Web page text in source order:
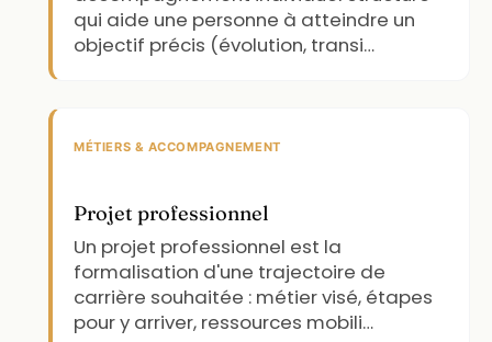
qui aide une personne à atteindre un
objectif précis (évolution, transi…
MÉTIERS & ACCOMPAGNEMENT
Projet professionnel
Un projet professionnel est la
formalisation d'une trajectoire de
carrière souhaitée : métier visé, étapes
pour y arriver, ressources mobili…